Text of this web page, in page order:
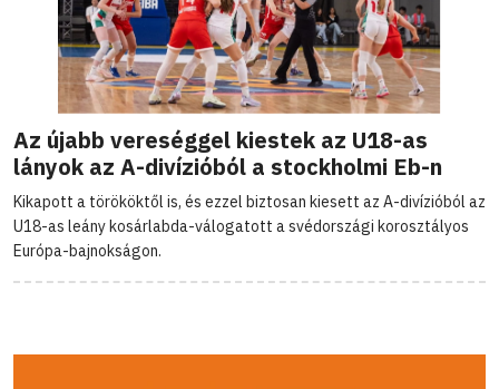
Az újabb vereséggel kiestek az U18-as
lányok az A-divízióból a stockholmi Eb-n
Kikapott a törököktől is, és ezzel biztosan kiesett az A-divízióból az
U18-as leány kosárlabda-válogatott a svédországi korosztályos
Európa-bajnokságon.